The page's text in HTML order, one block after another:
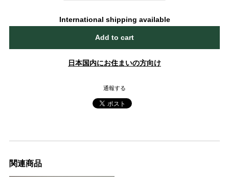
International shipping available
Add to cart
日本国内にお住まいの方向け
通報する
関連商品